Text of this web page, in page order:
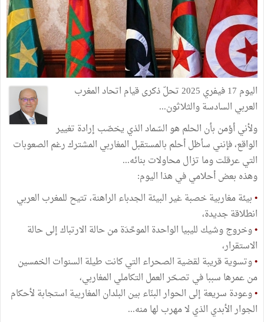
اليوم 17 فيفري 2025 تحلّ ذكرى قيام اتحاد المغرب
العربي السادسة والثلاثون...
ولأني أؤمن بأن الحلم هو السّماد الذي يخصّب إرادة تغيير
الواقع، فإنني سأظل أحلم بالمستقبل المغاربي المشترك رغم الصعوبات
التي عرقلت وما تزال محاولات بنائه...
وهذه بعض أحلامي في هذا اليوم:
•بيئة مغاربية خصبة غير البيئة الجدباء الراهنة، تتيح للمغرب العربي
انطلاقة جديدة،
•وخروج وشيك لليبيا الواحدة الموحَّدَة من حالة الارتباك إلى حالة
الاستقرار،
•وتسوية قريبة لقضية الصحراء التي كانت طيلة السنوات الخمسين
من عمرها سببا في تصحّر العمل التكاملي المغاربي،
•وعودة سريعة إلى الحوار البنّاء بين البلدان المغاربية استجابة لأحكام
الجوار الأبدي الذي لا مهرب لها منه...